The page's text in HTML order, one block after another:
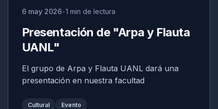
6 may 2026 1 min de lectura
Presentación de "Arpa y Flauta
UANL"
El grupo de Arpa y Flauta UANL dará una
presentación en nuestra facultad
Cultural Evento